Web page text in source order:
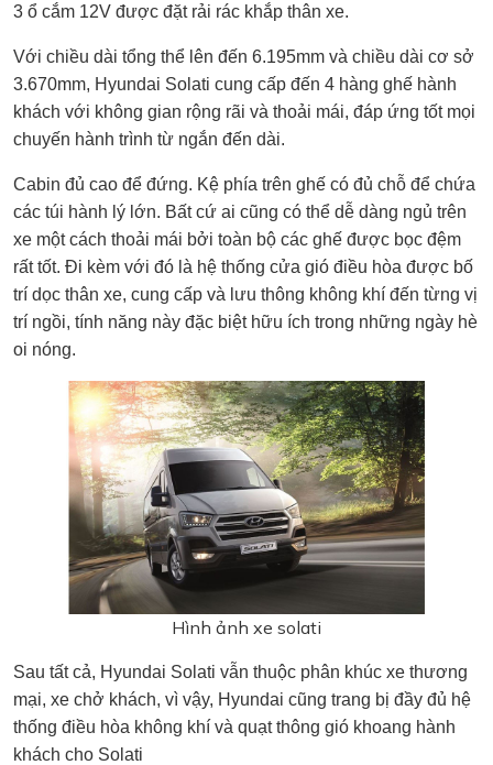
3 ổ cắm 12V được đặt rải rác khắp thân xe.
Với chiều dài tổng thể lên đến 6.195mm và chiều dài cơ sở
3.670mm, Hyundai Solati cung cấp đến 4 hàng ghế hành
khách với không gian rộng rãi và thoải mái, đáp ứng tốt mọi
chuyến hành trình từ ngắn đến dài.
Cabin đủ cao để đứng. Kệ phía trên ghế có đủ chỗ để chứa
các túi hành lý lớn. Bất cứ ai cũng có thể dễ dàng ngủ trên
xe một cách thoải mái bởi toàn bộ các ghế được bọc đệm
rất tốt. Đi kèm với đó là hệ thống cửa gió điều hòa được bố
trí dọc thân xe, cung cấp và lưu thông không khí đến từng vị
trí ngồi, tính năng này đặc biệt hữu ích trong những ngày hè
oi nóng.
Hình ảnh xe solati
Sau tất cả, Hyundai Solati vẫn thuộc phân khúc xe thương
mại, xe chở khách, vì vậy, Hyundai cũng trang bị đầy đủ hệ
thống điều hòa không khí và quạt thông gió khoang hành
khách cho Solati